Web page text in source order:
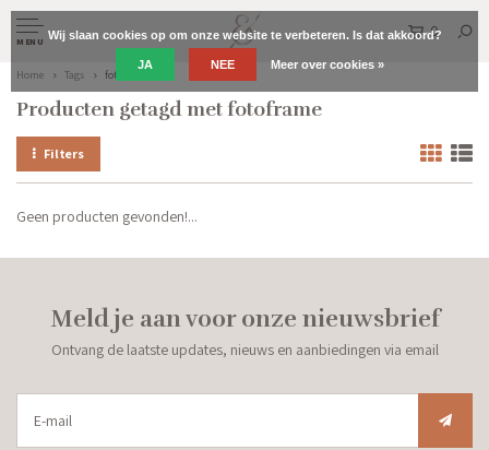
MENU
0
Home Tags fotoframe
Producten getagd met fotoframe
Filters
Geen producten gevonden!...
Meld je aan voor onze nieuwsbrief
Ontvang de laatste updates, nieuws en aanbiedingen via email
Wij slaan cookies op om onze website te verbeteren. Is dat akkoord?
JA NEE Meer over cookies »